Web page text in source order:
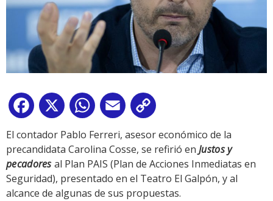
Facebook
X WhatsApp
Email
Link
El contador Pablo Ferreri, asesor económico de la
precandidata Carolina Cosse, se refirió en Justos y
pecadoresal Plan PAIS (Plan de Acciones Inmediatas en
Seguridad), presentado en el Teatro El Galpón, y al
alcance de algunas de sus propuestas.